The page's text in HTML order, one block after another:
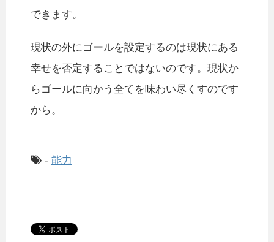
できます。
現状の外にゴールを設定するのは現状にある
幸せを否定することではないのです。現状か
らゴールに向かう全てを味わい尽くすのです
から。
- 能力